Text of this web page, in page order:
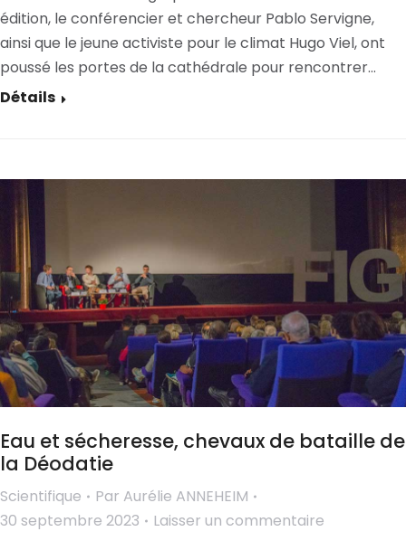
édition, le conférencier et chercheur Pablo Servigne,
ainsi que le jeune activiste pour le climat Hugo Viel, ont
poussé les portes de la cathédrale pour rencontrer…
Détails
Eau et sécheresse, chevaux de bataille de
la Déodatie
Scientifique Par Aurélie ANNEHEIM
30 septembre 2023
Laisser un commentaire